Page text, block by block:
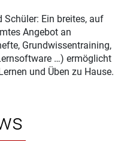
Schüler: Ein breites, auf
Angebot an
Grundwissentraining,
…) ermöglicht
und Üben zu Hause.